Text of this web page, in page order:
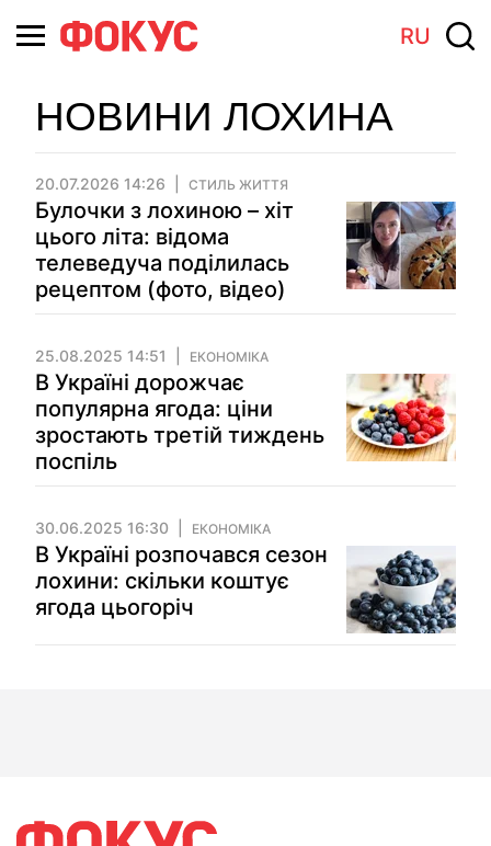
RU
НОВИНИ ЛОХИНА
20.07.2026 14:26 СТИЛЬ ЖИТТЯ
Булочки з лохиною – хіт
цього літа: відома
телеведуча поділилась
рецептом (фото, відео)
25.08.2025 14:51 ЕКОНОМІКА
В Україні дорожчає
популярна ягода: ціни
зростають третій тиждень
поспіль
30.06.2025 16:30 ЕКОНОМІКА
В Україні розпочався сезон
лохини: скільки коштує
ягода цьогоріч